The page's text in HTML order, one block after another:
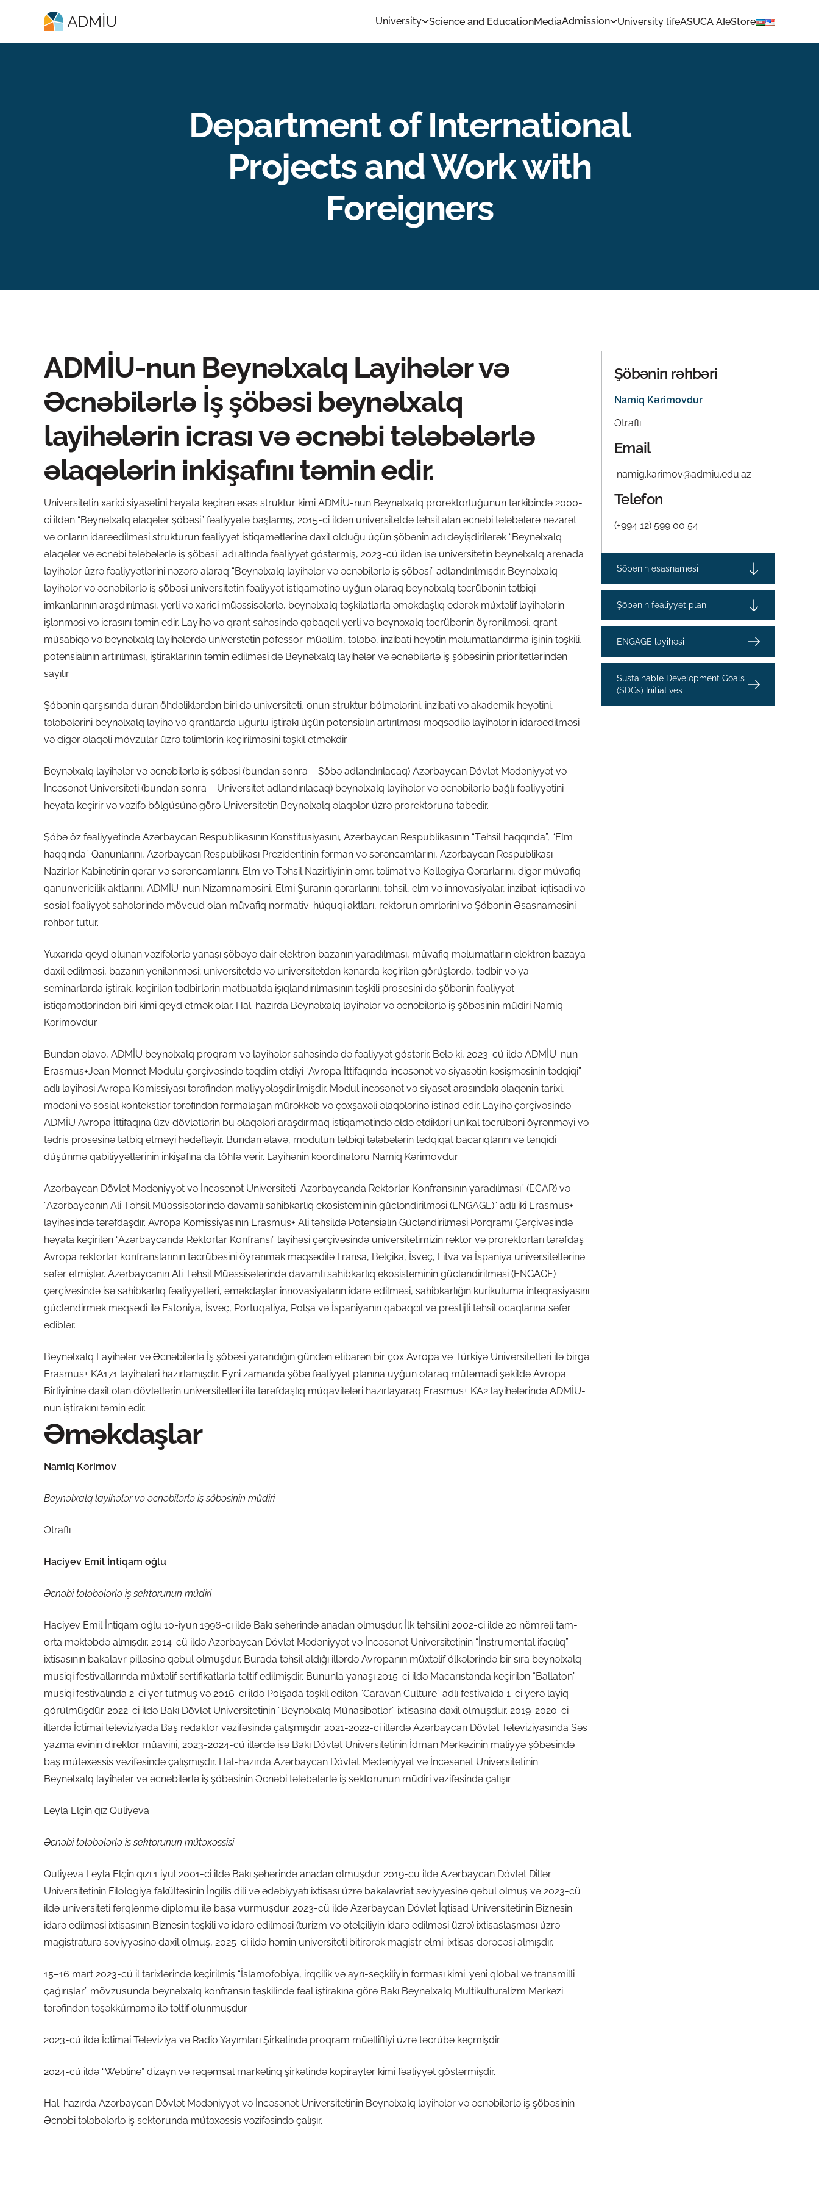
University Science and EducationMediaAdmission University lifeASUCA AIeStore
Department of International
Projects and Work with
Foreigners
ADMİU-nun Beynəlxalq Layihələr və
Əcnəbilərlə İş şöbəsi beynəlxalq
layihələrin icrası və əcnəbi tələbələrlə
əlaqələrin inkişafını təmin edir.
Universitetin xarici siyasətini həyata keçirən əsas struktur kimi ADMİU-nun Beynəlxalq prorektorluğunun tərkibində 2000-
ci ildən “Beynəlxalq əlaqələr şöbəsi” fəaliyyətə başlamış, 2015-ci ildən universitetdə təhsil alan əcnəbi tələbələrə nəzarət
və onların idarəedilməsi strukturun fəaliyyət istiqamətlərinə daxil olduğu üçün şöbənin adı dəyişdirilərək “Beynəlxalq
əlaqələr və əcnəbi tələbələrlə iş şöbəsi” adı altında fəaliyyət göstərmiş, 2023-cü ildən isə universitetin beynəlxalq arenada
layihələr üzrə fəaliyyətlərini nəzərə alaraq “Beynəlxalq layihələr və əcnəbilərlə iş şöbəsi” adlandırılmışdır. Beynəlxalq
layihələr və əcnəbilərlə iş şöbəsi universitetin fəaliyyət istiqamətinə uyğun olaraq beynəlxalq təcrübənin tətbiqi
imkanlarının araşdırılması, yerli və xarici müəssisələrlə, beynəlxalq təşkilatlarla əməkdaşlıq edərək müxtəlif layihələrin
işlənməsi və icrasını təmin edir. Layihə və qrant sahəsində qabaqcıl yerli və beynəxalq təcrübənin öyrənilməsi, qrant
müsabiqə və beynəlxalq layihələrdə universtetin pofessor-müəllim, tələbə, inzibati heyətin məlumatlandırma işinin təşkili,
potensialının artırılması, iştiraklarının təmin edilməsi də Beynəlxalq layihələr və əcnəbilərlə iş şöbəsinin prioritetlərindən
sayılır.
Şöbənin qarşısında duran öhdəliklərdən biri də universiteti, onun struktur bölmələrini, inzibati və akademik heyətini,
tələbələrini beynəlxalq layihə və qrantlarda uğurlu iştirakı üçün potensialın artırılması məqsədilə layihələrin idarəedilməsi
və digər əlaqəli mövzular üzrə təlimlərin keçirilməsini təşkil etməkdir.
Beynəlxalq layihələr və əcnəbilərlə iş şöbəsi (bundan sonra – Şöbə adlandırılacaq) Azərbaycan Dövlət Mədəniyyət və
İncəsənət Universiteti (bundan sonra – Universitet adlandırılacaq) beynəlxalq layihələr və əcnəbilərlə bağlı fəaliyyətini
heyata keçirir və vəzifə bölgüsünə görə Universitetin Beynəlxalq əlaqələr üzrə prorektoruna tabedir.
Şöbə öz fəaliyyətində Azərbaycan Respublikasının Konstitusiyasını, Azərbaycan Respublikasının “Təhsil haqqında”, “Elm
haqqında” Qanunlarını, Azərbaycan Respublikası Prezidentinin fərman və sərəncamlarını, Azərbaycan Respublikası
Nazirlər Kabinetinin qərar və sərəncamlarını, Elm və Təhsil Nazirliyinin əmr, təlimat və Kollegiya Qərarlarını, digər müvafiq
qanunvericilik aktlarını, ADMİU-nun Nizamnaməsini, Elmi Şuranın qərarlarını, təhsil, elm və innovasiyalar, inzibat-iqtisadi və
sosial fəaliyyət sahələrində mövcud olan müvafiq normativ-hüquqi aktları, rektorun əmrlərini və Şöbənin Əsasnaməsini
rəhbər tutur.
Yuxarıda qeyd olunan vəzifələrlə yanaşı şöbəyə dair elektron bazanın yaradılması, müvafiq məlumatların elektron bazaya
daxil edilməsi, bazanın yenilənməsi; universitetdə və universitetdən kənarda keçirilən görüşlərdə, tədbir və ya
seminarlarda iştirak, keçirilən tədbirlərin mətbuatda işıqlandırılmasının təşkili prosesini də şöbənin fəaliyyət
istiqamətlərindən biri kimi qeyd etmək olar. Hal-hazırda Beynəlxalq layihələr və əcnəbilərlə iş şöbəsinin müdiri Namiq
Kərimovdur.
Bundan əlavə, ADMİU beynəlxalq proqram və layihələr sahəsində də fəaliyyət göstərir. Belə ki, 2023-cü ildə ADMİU-nun
Erasmus+Jean Monnet Modulu çərçivəsində təqdim etdiyi “Avropa İttifaqında incəsənət və siyasətin kəsişməsinin tədqiqi”
adlı layihəsi Avropa Komissiyası tərəfindən maliyyələşdirilmişdir. Modul incəsənət və siyasət arasındakı əlaqənin tarixi,
mədəni və sosial kontekstlər tərəfindən formalaşan mürəkkəb və çoxşaxəli əlaqələrinə istinad edir. Layihə çərçivəsində
ADMİU Avropa İttifaqına üzv dövlətlərin bu əlaqələri araşdırmaq istiqamətində əldə etdikləri unikal təcrübəni öyrənməyi və
tədris prosesinə tətbiq etməyi hədəfləyir. Bundan əlavə, modulun tətbiqi tələbələrin tədqiqat bacarıqlarını və tənqidi
düşünmə qabiliyyətlərinin inkişafına da töhfə verir. Layihənin koordinatoru Namiq Kərimovdur.
Azərbaycan Dövlət Mədəniyyət və İncəsənət Universiteti “Azərbaycanda Rektorlar Konfransının yaradılması” (ECAR) və
“Azərbaycanın Ali Təhsil Müəssisələrində davamlı sahibkarlıq ekosisteminin gücləndirilməsi (ENGAGE)” adlı iki Erasmus+
layihəsində tərəfdaşdır. Avropa Komissiyasının Erasmus+ Ali təhsildə Potensialın Gücləndirilməsi Porqramı Çərçivəsində
həyata keçirilən “Azərbaycanda Rektorlar Konfransı” layihəsi çərçivəsində universitetimizin rektor və prorektorları tərəfdaş
Avropa rektorlar konfranslarının təcrübəsini öyrənmək məqsədilə Fransa, Belçika, İsveç, Litva və İspaniya universitetlərinə
səfər etmişlər. Azərbaycanın Ali Təhsil Müəssisələrində davamlı sahibkarlıq ekosisteminin gücləndirilməsi (ENGAGE)
çərçivəsində isə sahibkarlıq fəaliyyətləri, əməkdaşlar innovasiyaların idarə edilməsi, sahibkarlığın kurikuluma inteqrasiyasını
gücləndirmək məqsədi ilə Estoniya, İsveç, Portuqaliya, Polşa və İspaniyanın qabaqcıl və prestijli təhsil ocaqlarına səfər
ediblər.
Beynəlxalq Layihələr və Əcnəbilərlə İş şöbəsi yarandığın gündən etibarən bir çox Avropa və Türkiyə Universitetləri ilə birgə
Erasmus+ KA171 layihələri hazırlamışdır. Eyni zamanda şöbə fəaliyyət planına uyğun olaraq mütəmadi şəkildə Avropa
Birliyininə daxil olan dövlətlərin universitetləri ilə tərəfdaşlıq müqavilələri hazırlayaraq Erasmus+ KA2 layihələrində ADMİU-
nun iştirakını təmin edir.
Əməkdaşlar
Namiq Kərimov
Beynəlxalq layihələr və əcnəbilərlə iş şöbəsinin müdiri
Ətraflı
Haciyev Emil İntiqam oğlu
Əcnəbi tələbələrlə iş sektorunun müdiri
Haciyev Emil İntiqam oğlu 10-iyun 1996-cı ildə Bakı şəhərində anadan olmuşdur. İlk təhsilini 2002-ci ildə 20 nömrəli tam-
orta məktəbdə almışdır. 2014-cü ildə Azərbaycan Dövlət Mədəniyyət və İncəsənət Universitetinin “İnstrumental ifaçılıq”
ixtisasının bakalavr pilləsinə qəbul olmuşdur. Burada təhsil aldığı illərdə Avropanın müxtəlif ölkələrində bir sıra beynəlxalq
musiqi festivallarında müxtəlif sertifikatlarla təltif edilmişdir. Bununla yanaşı 2015-ci ildə Macarıstanda keçirilən “Ballaton”
musiqi festivalında 2-ci yer tutmuş və 2016-cı ildə Polşada təşkil edilən “Caravan Culture” adlı festivalda 1-ci yerə layiq
görülmüşdür. 2022-ci ildə Bakı Dövlət Universitetinin “Beynəlxalq Münasibətlər” ixtisasına daxil olmuşdur. 2019-2020-ci
illərdə İctimai televiziyada Baş redaktor vəzifəsində çalışmışdır. 2021-2022-ci illərdə Azərbaycan Dövlət Televiziyasında Səs
yazma evinin direktor müavini, 2023-2024-cü illərdə isə Bakı Dövlət Universitetinin İdman Mərkəzinin maliyyə şöbəsində
baş mütəxəssis vəzifəsində çalışmışdır. Hal-hazırda Azərbaycan Dövlət Mədəniyyət və İncəsənət Universitetinin
Beynəlxalq layihələr və əcnəbilərlə iş şöbəsinin Əcnəbi tələbələrlə iş sektorunun müdiri vəzifəsində çalışır.
Leyla Elçin qız Quliyeva
Əcnəbi tələbələrlə iş sektorunun mütəxəssisi
Quliyeva Leyla Elçin qızı 1 iyul 2001-ci ildə Bakı şəhərində anadan olmuşdur. 2019-cu ildə Azərbaycan Dövlət Dillər
Universitetinin Filologiya fakültəsinin İngilis dili və ədəbiyyatı ixtisası üzrə bakalavriat səviyyəsinə qəbul olmuş və 2023-cü
ildə universiteti fərqlənmə diplomu ilə başa vurmuşdur. 2023-cü ildə Azərbaycan Dövlət İqtisad Universitetinin Biznesin
idarə edilməsi ixtisasının Biznesin təşkili və idarə edilməsi (turizm və otelçiliyin idarə edilməsi üzrə) ixtisaslaşması üzrə
magistratura səviyyəsinə daxil olmuş, 2025-ci ildə həmin universiteti bitirərək magistr elmi-ixtisas dərəcəsi almışdır.
15–16 mart 2023-cü il tarixlərində keçirilmiş “İslamofobiya, irqçilik və ayrı-seçkiliyin forması kimi: yeni qlobal və transmilli
çağırışlar” mövzusunda beynəlxalq konfransın təşkilində fəal iştirakına görə Bakı Beynəlxalq Multikulturalizm Mərkəzi
tərəfindən təşəkkürnamə ilə təltif olunmuşdur.
2023-cü ildə İctimai Televiziya və Radio Yayımları Şirkətində proqram müəllifliyi üzrə təcrübə keçmişdir.
2024-cü ildə “Webline” dizayn və rəqəmsal marketinq şirkətində kopirayter kimi fəaliyyət göstərmişdir.
Hal-hazırda Azərbaycan Dövlət Mədəniyyət və İncəsənət Universitetinin Beynəlxalq layihələr və əcnəbilərlə iş şöbəsinin
Əcnəbi tələbələrlə iş sektorunda mütəxəssis vəzifəsində çalışır.
Şöbənin rəhbəri
Namiq Kərimovdur
Ətraflı
Email
namig.karimov@admiu.edu.az
Telefon
(+994 12) 599 00 54
Şöbənin əsasnaməsi
Şöbənin fəaliyyət planı
ENGAGE layihəsi
Sustainable Development Goals
(SDGs) Initiatives